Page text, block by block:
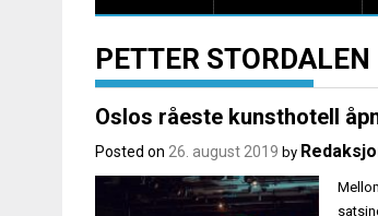
PETTER STORDALEN
Oslos råeste kunsthotell
Posted on 26. august 2019 by